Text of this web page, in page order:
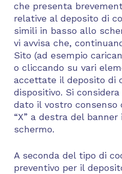
che presenta
relative al deposito di
simili in basso allo
vi avvisa che,
Sito (ad esempio
o cliccando su vari
accettate il deposito di
dispositivo. Si
dato il vostro consenso
“X” a destra del
schermo.
A seconda del tipo di
preventivo per il